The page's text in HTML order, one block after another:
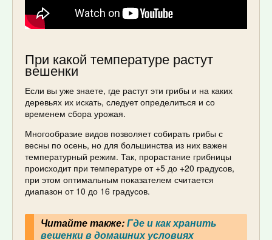
При какой температуре растут
вешенки
Если вы уже знаете, где растут эти грибы и на каких
деревьях их искать, следует определиться и со
временем сбора урожая.
Многообразие видов позволяет собирать грибы с
весны по осень, но для большинства из них важен
температурный режим. Так, прорастание грибницы
происходит при температуре от +5 до +20 градусов,
при этом оптимальным показателем считается
диапазон от 10 до 16 градусов.
Читайте также:Где и как хранить
вешенки в домашних условиях